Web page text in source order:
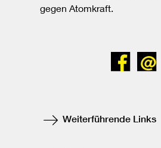
gegen Atomkraft.
Bei
Weiterführende Links